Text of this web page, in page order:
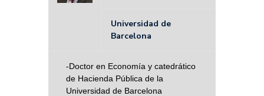
Universidad de
Barcelona
-Doctor en Economía y catedrático
de Hacienda Pública de la
Universidad de Barcelona